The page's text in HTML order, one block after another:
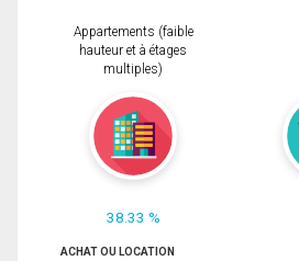
Appartements (faible
hauteur et à étages
multiples)
38.33 %
ACHAT OU LOCATION